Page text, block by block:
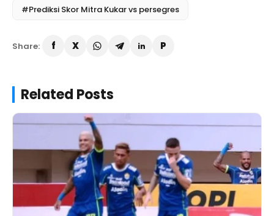
#Prediksi Skor Mitra Kukar vs persegres
Share:
Related Posts